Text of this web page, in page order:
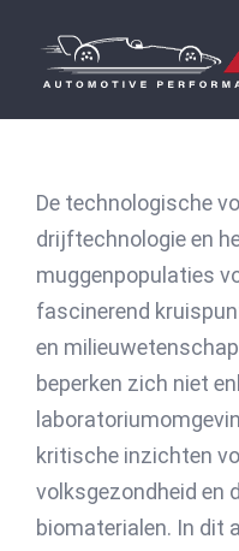
content
De technologische
drijftechnologie en
muggenpopulaties
fascinerend
en
beperken zich niet
kritische inzichten
volksgezondheid en
biomaterialen. In dit